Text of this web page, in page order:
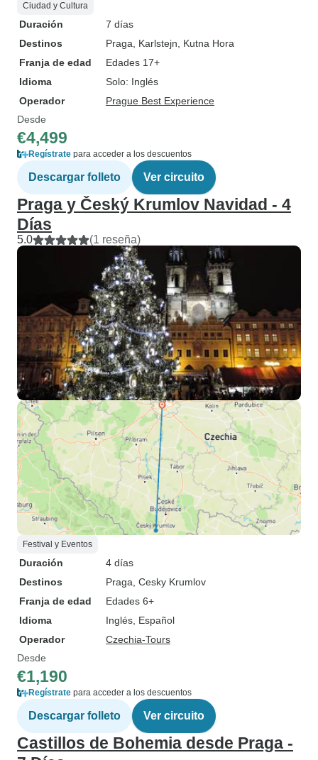
Ciudad y Cultura
Duración
7 días
Destinos
Praga , Karlstejn , Kutna Hora
Franja de edad
Edades 17+
Idioma
Solo: Inglés
Operador
Prague Best Experience
Desde
€4,499
Regístrate para acceder a los descuentos
Descargar folleto Ver circuito
Praga y Český Krumlov Navidad - 4
Días
5.0 (1 reseña)
Festival y Eventos
Duración
4 días
Destinos
Praga , Cesky Krumlov
Franja de edad
Edades 6+
Idioma
Inglés, Español
Operador
Czechia-Tours
Desde
€1,190
Regístrate para acceder a los descuentos
Descargar folleto Ver circuito
Castillos de Bohemia desde Praga -